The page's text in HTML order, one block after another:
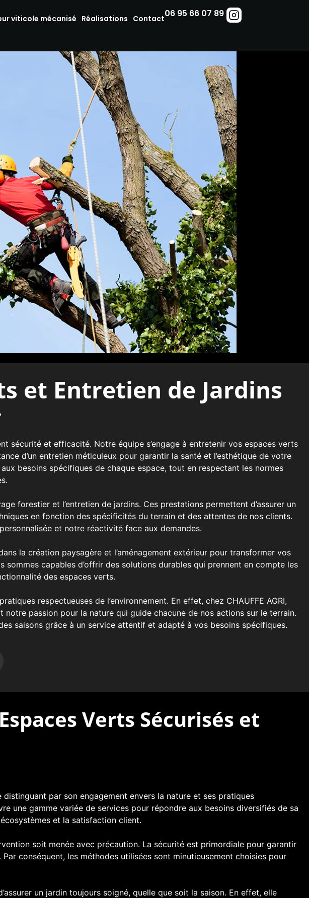
viticole mécanisé Réalisations Contact06 95 66 07 89
et Entretien de Jardins
sécurité et efficacité. Notre équipe s’engage à entretenir vos espaces verts
d’un entretien méticuleux pour garantir la santé et l’esthétique de votre
besoins spécifiques de chaque espace, tout en respectant les normes
forestier et l’entretien de jardins. Ces prestations permettent d’assurer un
en fonction des spécificités du terrain et des attentes de nos clients.
et notre réactivité face aux demandes.
la création paysagère et l’aménagement extérieur pour transformer vos
capables d’offrir des solutions durables qui prennent en compte les
des espaces verts.
respectueuses de l’environnement. En effet, chez CHAUFFE AGRI,
passion pour la nature qui guide chacune de nos actions sur le terrain.
saisons grâce à un service attentif et adapté à vos besoins spécifiques.
Verts Sécurisés et
distinguant par son engagement envers la nature et ses pratiques
une gamme variée de services pour répondre aux besoins diversifiés de sa
et la satisfaction client.
soit menée avec précaution. La sécurité est primordiale pour garantir
conséquent, les méthodes utilisées sont minutieusement choisies pour
un jardin toujours soigné, quelle que soit la saison. En effet, elle